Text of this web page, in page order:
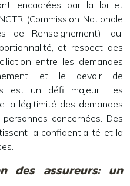
encadrées par la loi et
(Commission Nationale
de Renseignement), qui
et respect des
entre les demandes
et le devoir de
est un défi majeur. Les
la légitimité des demandes
concernées. Des
la confidentialité et la
des assureurs: un